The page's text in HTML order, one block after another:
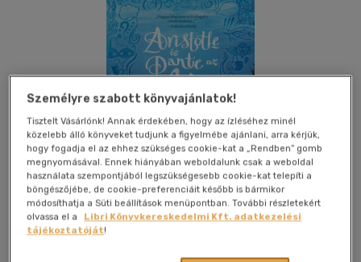
Személyre szabott könyvajánlatok!
Tisztelt Vásárlónk! Annak érdekében, hogy az ízléséhez minél
közelebb álló könyveket tudjunk a figyelmébe ajánlani, arra kérjük,
hogy fogadja el az ehhez szükséges cookie-kat a „Rendben” gomb
megnyomásával. Ennek hiányában weboldalunk csak a weboldal
használata szempontjából legszükségesebb cookie-kat telepíti a
böngészőjébe, de cookie-preferenciáit később is bármikor
módosíthatja a Süti beállítások menüpontban. További részletekért
olvassa el a
Libri Könyvkereskedelmi Kft. adatkezelési
tájékoztatóját!